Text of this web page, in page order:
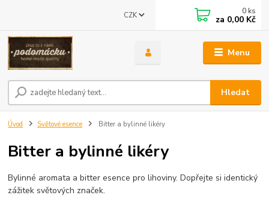
Menu
CZK
Hledat
0 ks
za 0,00 Kč
Úvod Světové esence Bitter a bylinné likéry
Bitter a bylinné likéry
Bylinné aromata a bitter esence pro lihoviny. Dopřejte si identický
zážitek světových značek.